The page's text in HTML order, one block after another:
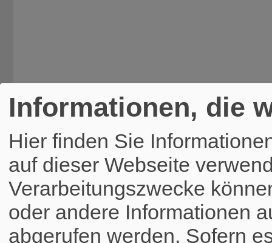
Informationen, die
Hier finden Sie
auf dieser Webseite
Verarbeitungszwecke
oder andere Informationen
abgerufen werden. Sofern